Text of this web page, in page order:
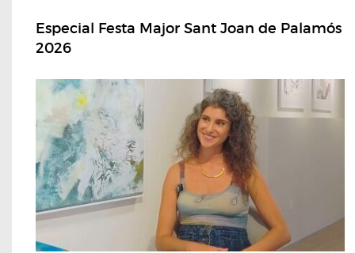
Especial Festa Major Sant Joan de Palamós
2026